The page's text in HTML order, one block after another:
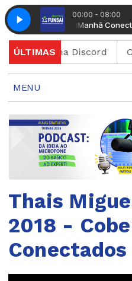
00:00 - 08:00
MusicalManhã Conectados
ÚLTIMASDiscord
MENU
Thais
2018 -
Conectados